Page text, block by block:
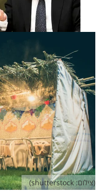
(צילום: shutterstock)